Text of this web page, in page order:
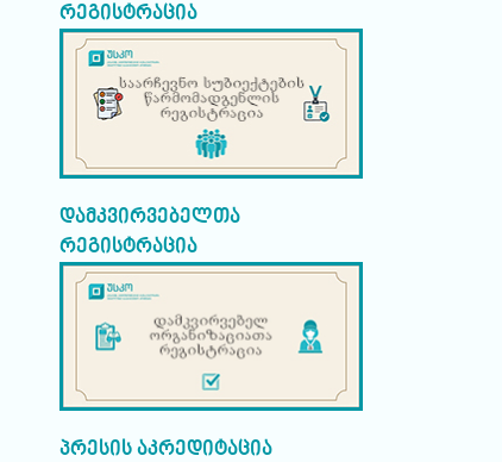
რეგისტრაცია
დამკვირვებელთა
რეგისტრაცია
პრესის აკრედიტაცია